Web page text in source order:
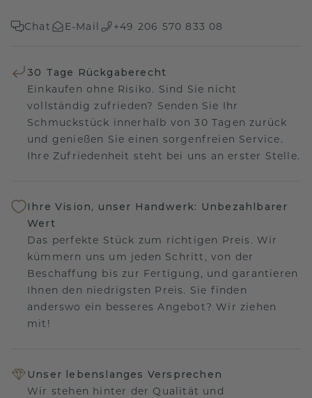
Chat E-Mail +49 206 570 833 08
30 Tage Rückgaberecht
Einkaufen ohne Risiko. Sind Sie nicht
vollständig zufrieden? Senden Sie Ihr
Schmuckstück innerhalb von 30 Tagen zurück
und genießen Sie einen sorgenfreien Service.
Ihre Zufriedenheit steht bei uns an erster Stelle.
Ihre Vision, unser Handwerk: Unbezahlbarer
Wert
Das perfekte Stück zum richtigen Preis. Wir
kümmern uns um jeden Schritt, von der
Beschaffung bis zur Fertigung, und garantieren
Ihnen den niedrigsten Preis. Sie finden
anderswo ein besseres Angebot? Wir ziehen
mit!
Unser lebenslanges Versprechen
Wir stehen hinter der Qualität und